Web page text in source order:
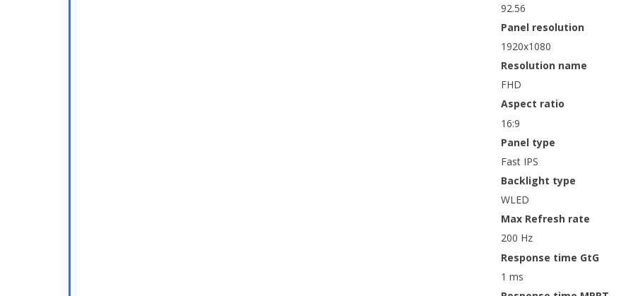
92.56
Panel resolution
1920x1080
Resolution name
FHD
Aspect ratio
16:9
Panel type
Fast IPS
Backlight type
WLED
Max Refresh rate
200 Hz
Response time GtG
1 ms